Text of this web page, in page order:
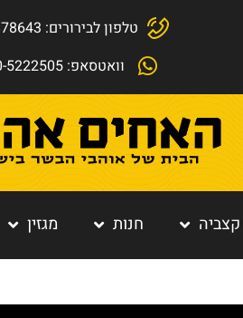
טלפון לבירורים: 03-6878643
וואטסאפ: 050-5222505
קצביה חנות מגזין